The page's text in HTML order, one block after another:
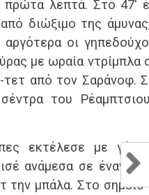
0
0
Λαμία
Βόλος
1
Τελικό
αποτέλεσμα
ΑΕΚ
2
0
Λαμία
Παναιτωλικός
1
1
Τελικό
Τρ.
αποτέλεσμα
1
0
Λαμία
Αστέρας
Τρ.
1
Τελικό
αποτέλεσμα
ΠΑΟΚ
πρώτα λεπτά. Στο 47′
διώξιμο της
οι
με ωραία ντρίμπλα
από τον Σαράνοφ.
του
εκτέλεσε με
ανάμεσα σε έναν
μπάλα. Στο σημείο